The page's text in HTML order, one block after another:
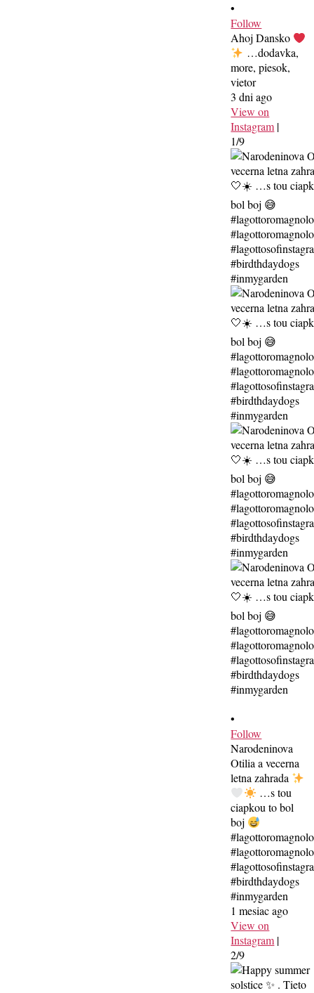
•
Follow
Ahoj Dansko
…dodavka,
more, piesok,
vietor
3 dni ago
View on
Instagram |
1/9
•
Follow
Narodeninova
Otilia a vecerna
letna zahrada
…s tou
ciapkou to bol
boj
#birdthdaydogs
#inmygarden
1 mesiac ago
View on
Instagram |
2/9